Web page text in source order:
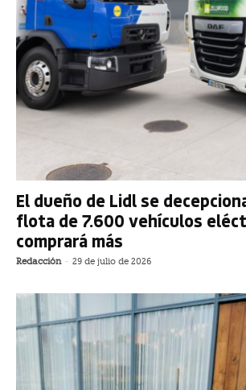
El dueño de Lidl se
flota de 7.600 vehículos
comprará más
Redacción - 29 de julio de 2026